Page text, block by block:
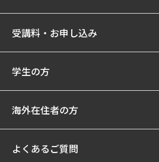
受講料・お申し込み
学生の方
海外在住者の方
よくあるご質問